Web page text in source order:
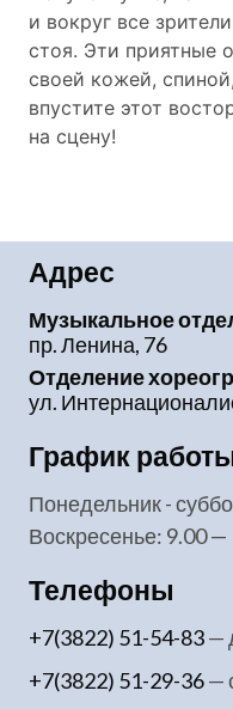
и вокруг все
стоя. Эти приятные
своей кожей,
впустите этот
на сцену!
Адрес
Музыкальное
пр. Ленина, 76
Отделение
ул.
График
понедельник -
воскресенье: 9.00
Телефоны
+7(3822) 51-54-83—
+7(3822) 51-29-36—